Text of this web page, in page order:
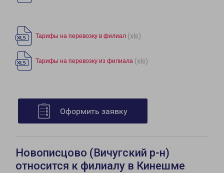
Тарифы на перевозку в филиал (xls)
Тарифы на перевозку из филиала (xls)
Оформить заявку
Новописцово (Вичугский р-н)
относится к филиалу в Кинешме